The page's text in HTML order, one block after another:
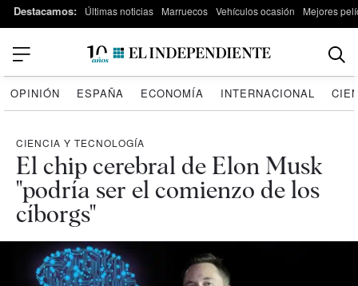
Destacamos: Últimas noticias Marruecos Vehículos ocasión Mejores
OPINIÓN ESPAÑA ECONOMÍA INTERNACIONAL
CIENCIA Y TECNOLOGÍA
El chip cerebral de Elon Musk
"podría ser el comienzo de los
cíborgs"